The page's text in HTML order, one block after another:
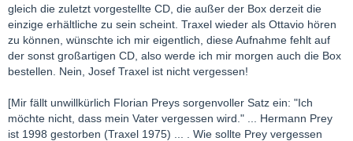
gleich die zuletzt vorgestellte CD, die außer der Box derzeit die
einzige erhältliche zu sein scheint. Traxel wieder als Ottavio hören
zu können, wünschte ich mir eigentlich, diese Aufnahme fehlt auf
der sonst großartigen CD, also werde ich mir morgen auch die Box
bestellen. Nein, Josef Traxel ist nicht vergessen!
[Mir fällt unwillkürlich Florian Preys sorgenvoller Satz ein: "Ich
möchte nicht, dass mein Vater vergessen wird." ... Hermann Prey
ist 1998 gestorben (Traxel 1975) ... . Wie sollte Prey vergessen